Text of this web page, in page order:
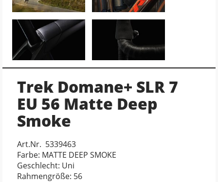
Trek Domane+ SLR 7
EU 56 Matte Deep
Smoke
Art.Nr. 5339463
Farbe: MATTE DEEP SMOKE
Geschlecht: Uni
Rahmengröße: 56